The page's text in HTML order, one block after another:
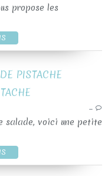
propose les
PISTACHE
…
salade, voici une petite